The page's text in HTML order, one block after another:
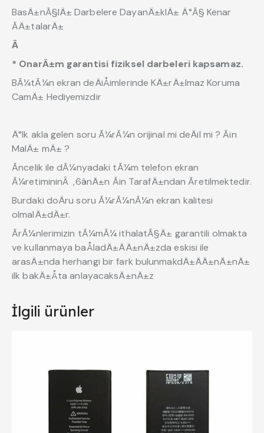
BasÄ±nÃ§lÄ± Darbelere DayanÄ±klÄ± Ä°Ã§ Kenar
ÃÄ±talarÄ±
Â
* OnarÄ±m garantisi fiziksel darbeleri kapsamaz.
BÃ¼tÃ¼n ekran deÄiÅimlerinde KÄ±rÄ±lmaz Koruma
CamÄ± Hediyemizdir
Ä°lk akla gelen soru Ã¼rÃ¼n orijinal mi deÄil mi ? Ãin
MalÄ± mÄ± ?
Ãncelik ile dÃ¼nyadaki tÃ¼m telefon ekran
Ã¼retimininÂ ,6ânÄ±n Ãin TarafÄ±ndan Ãretilmektedir.
Burdaki doÄru soru Ã¼rÃ¼nÃ¼n ekran kalitesi
olmalÄ±dÄ±r.
ÃrÃ¼nlerimizin tÃ¼mÃ¼ ithalatÃ§Ä± garantili olmakta
ve kullanmaya baÅladÄ±ÄÄ±nÄ±zda eskisi ile
arasÄ±nda herhangi bir fark bulunmakdÄ±ÄÄ±nÄ±nÄ±
ilk bakÄ±Åta anlayacaksÄ±nÄ±z
İlgili ürünler